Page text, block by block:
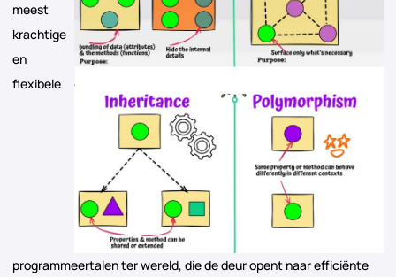
meest
krachtige
en
flexibele
programmeertalen ter wereld, die de deur opent naar efficiënte